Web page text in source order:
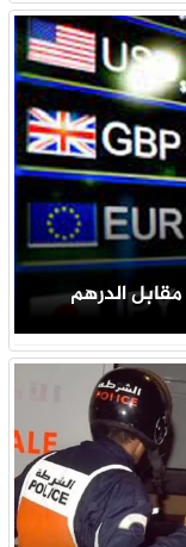
الدرهم